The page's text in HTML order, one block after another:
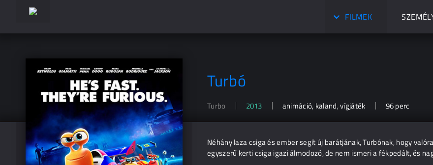
FILMEK
Turbó
Turbo 2013 animáció, kaland, vígjáték 96 perc
Néhány laza csiga és ember segít új barátjának, Turbónak, hogy
egyszerű kerti csiga igazi álmodozó, de nem ismeri a fékpedált, és